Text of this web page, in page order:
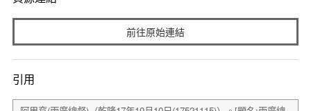
前往原始連結
引用